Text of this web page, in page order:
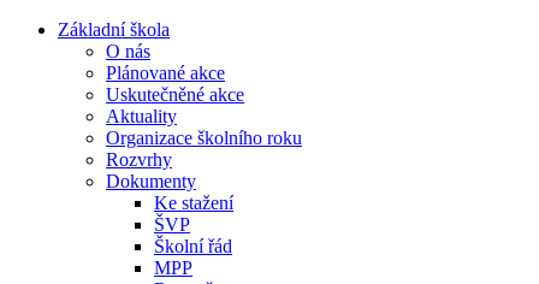
Základní škola
O nás
Plánované akce
Uskutečněné akce
Aktuality
Organizace školního roku
Rozvrhy
Dokumenty
Ke stažení
ŠVP
Školní řád
MPP